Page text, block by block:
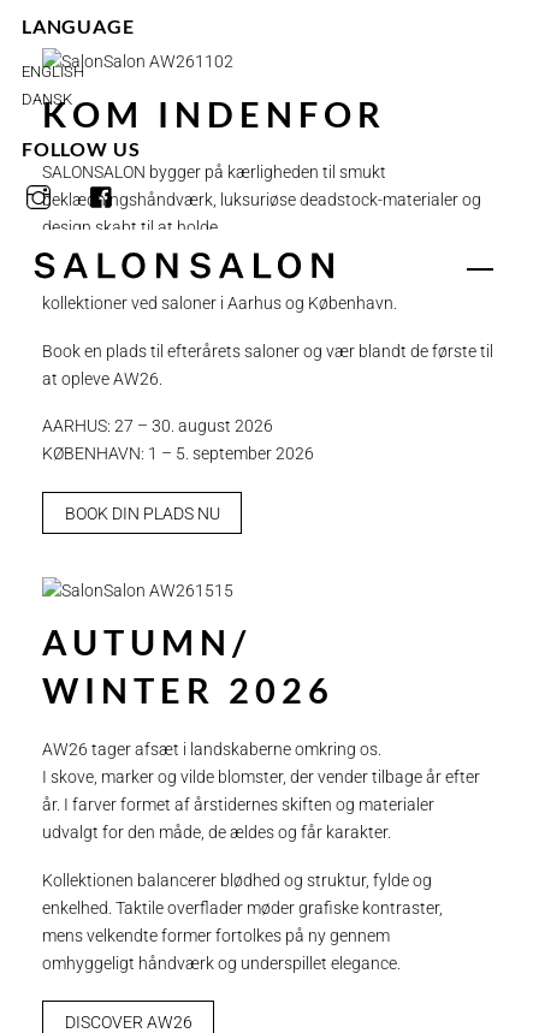
content
LANGUAGE
ENGLISH
DANSK
FOLLOW US
Menu
KOM INDENFOR
SALONSALON bygger på kærligheden til smukt
beklædningshåndværk, luksuriøse deadstock-materialer og
design skabt til at holde.
To gange om året præsenterer vi vores made-to-order
kollektioner ved saloner i Aarhus og København.
Book en plads til efterårets saloner og vær blandt de første til
at opleve AW26.
AARHUS: 27 – 30. august 2026
KØBENHAVN: 1 – 5. september 2026
BOOK DIN PLADS NU
AUTUMN/
WINTER 2026
AW26 tager afsæt i landskaberne omkring os.
I skove, marker og vilde blomster, der vender tilbage år efter
år. I farver formet af årstidernes skiften og materialer
udvalgt for den måde, de ældes og får karakter.
Kollektionen balancerer blødhed og struktur, fylde og
enkelhed. Taktile overflader møder grafiske kontraster,
mens velkendte former fortolkes på ny gennem
omhyggeligt håndværk og underspillet elegance.
DISCOVER AW26